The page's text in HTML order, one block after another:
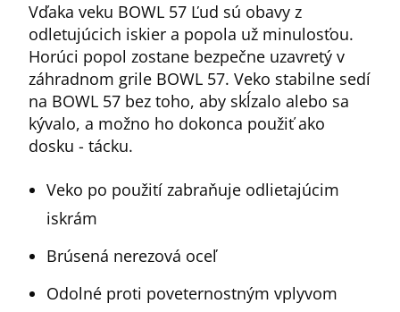
Vďaka veku BOWL 57 Ľud sú obavy z
odletujúcich iskier a popola už minulosťou.
Horúci popol zostane bezpečne uzavretý v
záhradnom grile BOWL 57. Veko stabilne sedí
na BOWL 57 bez toho, aby skĺzalo alebo sa
kývalo, a možno ho dokonca použiť ako
dosku - tácku.
Veko po použití zabraňuje odlietajúcim
iskrám
Brúsená nerezová oceľ
Odolné proti poveternostným vplyvom